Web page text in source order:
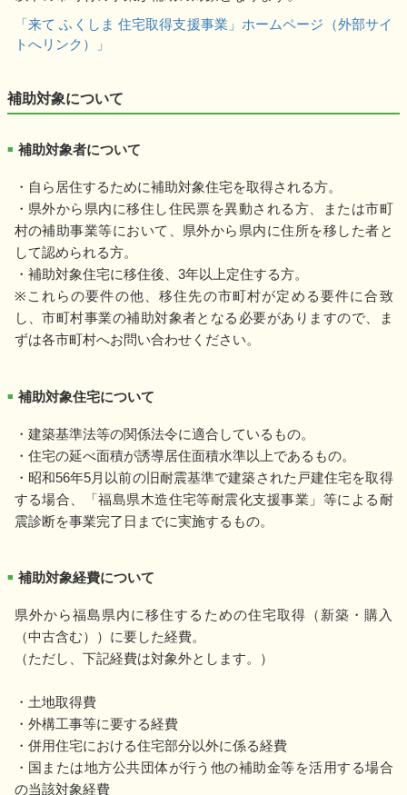
「来て ふくしま 住宅取得支援事業」ホームページ（外部サイ
トへリンク）」
補助対象について
■ 補助対象者について
・自ら居住するために補助対象住宅を取得される方。
・県外から県内に移住し住民票を異動される方、または市町
村の補助事業等において、県外から県内に住所を移した者と
して認められる方。
・補助対象住宅に移住後、3年以上定住する方。
※これらの要件の他、移住先の市町村が定める要件に合致
し、市町村事業の補助対象者となる必要がありますので、ま
ずは各市町村へお問い合わせください。
■ 補助対象住宅について
・建築基準法等の関係法令に適合しているもの。
・住宅の延べ面積が誘導居住面積水準以上であるもの。
・昭和56年5月以前の旧耐震基準で建築された戸建住宅を取得
する場合、「福島県木造住宅等耐震化支援事業」等による耐
震診断を事業完了日までに実施するもの。
■ 補助対象経費について
県外から福島県内に移住するための住宅取得（新築・購入
（中古含む））に要した経費。
（ただし、下記経費は対象外とします。）
・土地取得費
・外構工事等に要する経費
・併用住宅における住宅部分以外に係る経費
・国または地方公共団体が行う他の補助金等を活用する場合
の当該対象経費